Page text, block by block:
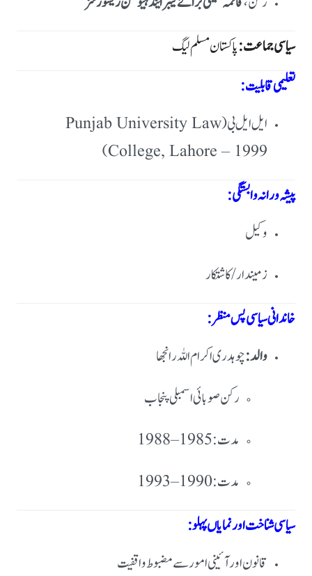
سیاسی جماعت:پاکستان مسلم لیگ
تعلیمی قابلیت:
ایل ایل بی (Punjab University Law
College, Lahore – 1999)
پیشہ ورانہ وابستگی:
وکیل
زمیندار / کاشتکار
خاندانی سیاسی پس منظر:
والد:چوہدری اکرام اللہ رانجھا
رکن صوبائی اسمبلی پنجاب
مدت: 1985–1988
مدت: 1990–1993
سیاسی شناخت اور نمایاں پہلو:
قانون اور آئینی امور سے مضبوط واقفیت